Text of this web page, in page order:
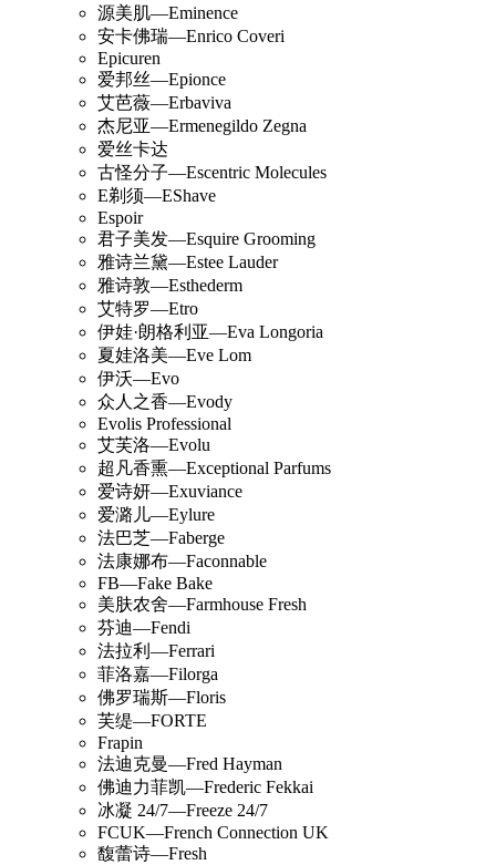
源美肌—Eminence
安卡佛瑞—Enrico Coveri
Epicuren
爱邦丝—Epionce
艾芭薇—Erbaviva
杰尼亚—Ermenegildo Zegna
爱丝卡达
古怪分子—Escentric Molecules
E剃须—EShave
Espoir
君子美发—Esquire Grooming
雅诗兰黛—Estee Lauder
雅诗敦—Esthederm
艾特罗—Etro
伊娃·朗格利亚—Eva Longoria
夏娃洛美—Eve Lom
伊沃—Evo
众人之香—Evody
Evolis Professional
艾芙洛—Evolu
超凡香熏—Exceptional Parfums
爱诗妍—Exuviance
爱潞儿—Eylure
法巴芝—Faberge
法康娜布—Faconnable
FB—Fake Bake
美肤农舍—Farmhouse Fresh
芬迪—Fendi
法拉利—Ferrari
菲洛嘉—Filorga
佛罗瑞斯—Floris
芙缇—FORTE
Frapin
法迪克曼—Fred Hayman
佛迪力菲凯—Frederic Fekkai
冰凝 24/7—Freeze 24/7
FCUK—French Connection UK
馥蕾诗—Fresh